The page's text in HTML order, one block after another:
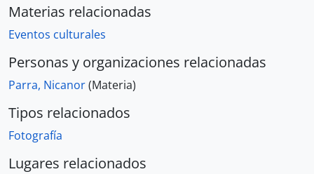
Materias relacionadas
Eventos culturales
Personas y organizaciones relacionadas
Parra, Nicanor(Materia)
Tipos relacionados
Fotografía
Lugares relacionados